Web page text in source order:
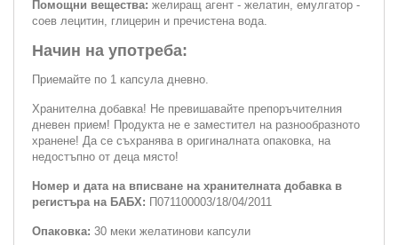
Помощни вещества: желиращ агент - желатин, емулгатор -
соев лецитин, глицерин и пречистена вода.
Начин на употреба:
Приемайте по 1 капсула дневно.
Хранителна добавка! Не превишавайте препоръчителния
дневен прием! Продукта не е заместител на разнообразното
хранене! Да се съхранява в оригиналната опаковка, на
недостъпно от деца място!
Номер и дата на вписване на хранителната добавка в
регистъра на БАБХ: П071100003/18/04/2011
Опаковка: 30 меки желатинови капсули